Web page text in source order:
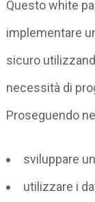
Questo white
implementare
sicuro
necessità di
Proseguendo
sviluppare
utilizzare i